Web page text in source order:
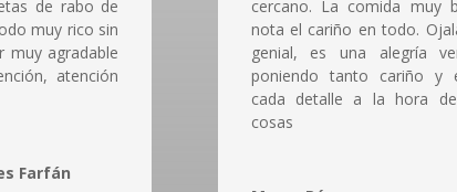
de rabo de
muy rico sin
muy agradable
atención
Farfán
cercano. La comida muy
nota el cariño en todo.
genial, es una alegría
poniendo tanto cariño y
cada detalle a la hora
cosas